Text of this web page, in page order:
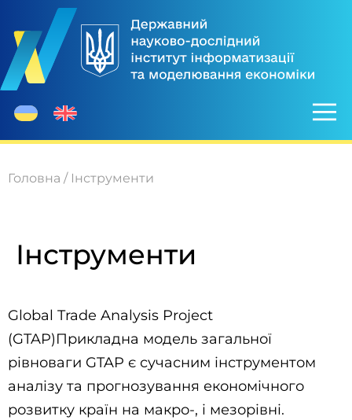
Головна / Інструменти
Інструменти
Global Trade Analysis Project
(GTAP)Прикладна модель загальної
рівноваги GTAP є сучасним інструментом
аналізу та прогнозування економічного
розвитку країн на макро-, і мезорівні.